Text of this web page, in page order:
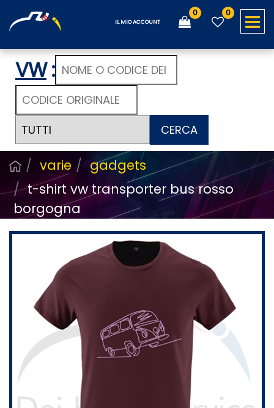
IL MIO ACCOUNT
0 0
VW:
CERCA
varie
gadgets
t-shirt vw transporter bus rosso
borgogna